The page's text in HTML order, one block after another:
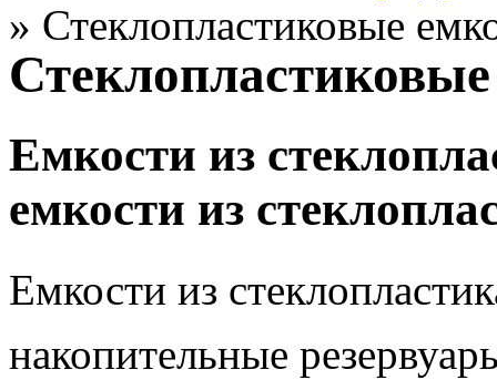
» Стеклопластиковые
Емкости из
емкости из
Емкости из
накопительные